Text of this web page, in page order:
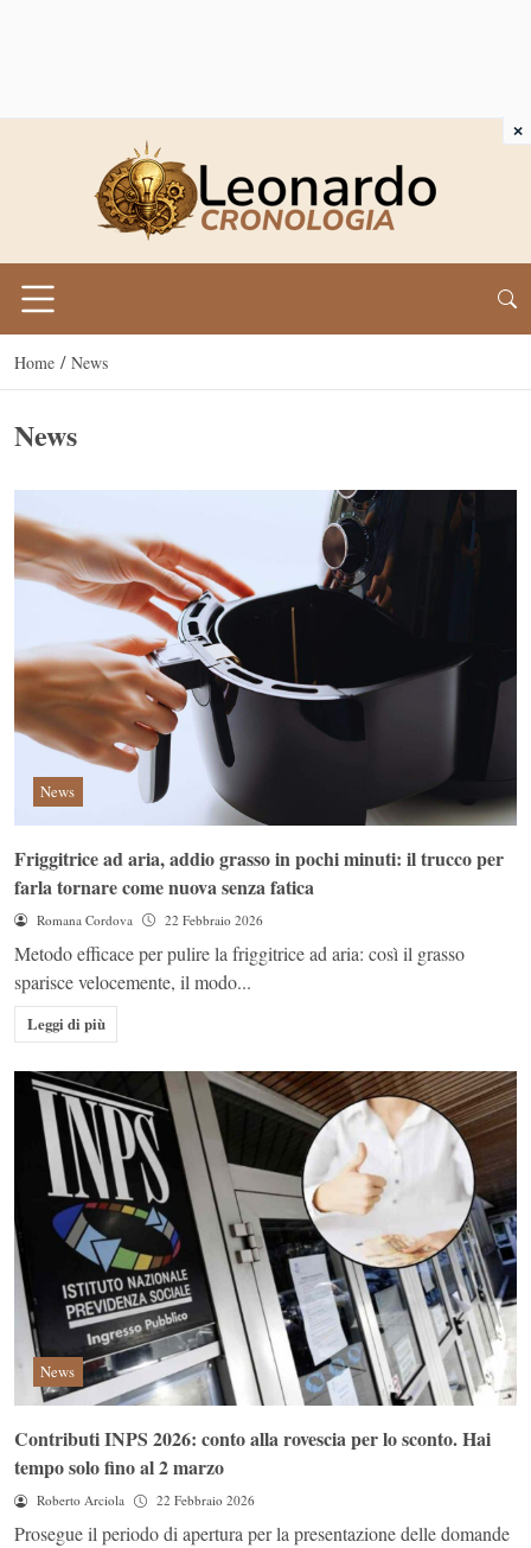
Home / News
News
News
Friggitrice ad aria, addio grasso in pochi minuti: il trucco per
farla tornare come nuova senza fatica
Romana Cordova 22 Febbraio 2026
Metodo efficace per pulire la friggitrice ad aria: così il grasso
sparisce velocemente, il modo...
Leggi di più
News
Contributi INPS 2026: conto alla rovescia per lo sconto. Hai
tempo solo fino al 2 marzo
Roberto Arciola 22 Febbraio 2026
Prosegue il periodo di apertura per la presentazione delle domande
×